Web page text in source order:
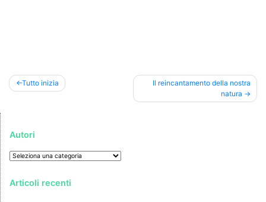
Navigazione
Tutto inizia
Il reincantamento della nostra
natura
Autori
Autori
Articoli recenti